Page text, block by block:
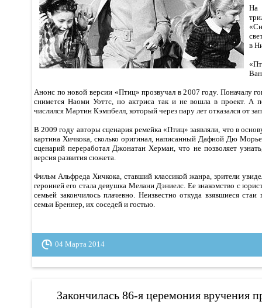
На
в
Анонс по новой версии «Птиц» прозвучал в 2007 году. Поначалу
снимется Наоми Уоттс, но актриса так и не вошла в проект. А
числился Мартин Кэмпбелл, который через пару лет отказался от
В 2009 году авторы сценария ремейка «Птиц» заявляли, что в
картина Хичкока, сколько оригинал, написанный Дафной Дю
сценарий переработал Джонатан Херман, что не позволяет
версия развития сюжета.
Фильм Альфреда Хичкока, ставший классикой жанра, зрители
героиней его стала девушка Мелани Дэниелс. Ее знакомство с
семьей закончилось плачевно. Неизвестно откуда взявшиеся стаи
семьи Бреннер, их соседей и гостью.
04 Марта 2014
Закончилась 86-я церемония вручения